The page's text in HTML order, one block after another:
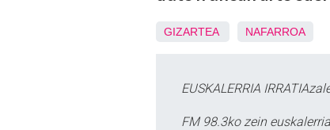
GIZARTEA NAFARROA
EUSKALERRIA
FM 98.3ko zein